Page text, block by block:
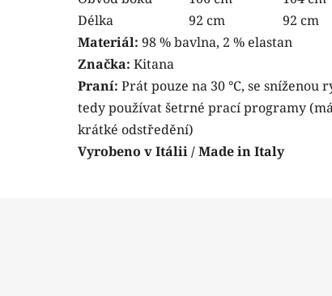
Délka
92 cm
92 cm
Materiál: 98 % bavlna, 2 % elastan
Značka: Kitana
Praní: Prát pouze na 30 °C, se sníženou
tedy používat šetrné prací programy
krátké odstředění)
Vyrobeno v Itálii / Made in Italy